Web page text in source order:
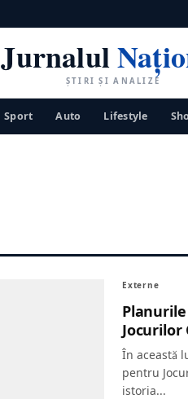
Jurnalul
ȘTIRI ȘI ANALIZE
Sport Auto Lifestyle
Externe
Jocurilor
În această
pentru
istoria...